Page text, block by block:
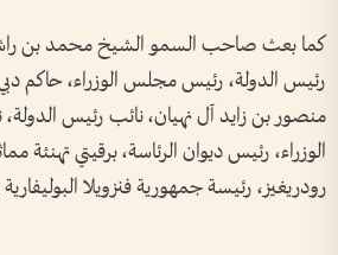
كما بعث صاحب السمو الشيخ محمد بن
رئيس الدولة، رئيس مجلس الوزراء، حاكم
منصور بن زايد آل نهيان، نائب رئيس
الوزراء، رئيس ديوان الرئاسة، برقيتي تهنئة
رودريغيز، رئيسة جمهورية فنزويلا البوليفارية